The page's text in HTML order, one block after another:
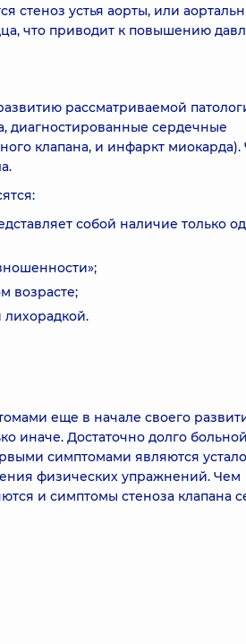
стеноз устья аорты, или
что приводит к повышению
рассматриваемой
диагностированные сердечные
клапана, и инфаркт
собой наличие только
возрасте;
лихорадкой.
еще в начале своего
иначе. Достаточно долго
симптомами являются
физических упражнений. Чем
и симптомы стеноза клапана